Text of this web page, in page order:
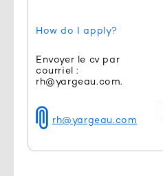
How do I apply?
Envoyer le cv par
courriel :
rh@yargeau.com.
rh@yargeau.com